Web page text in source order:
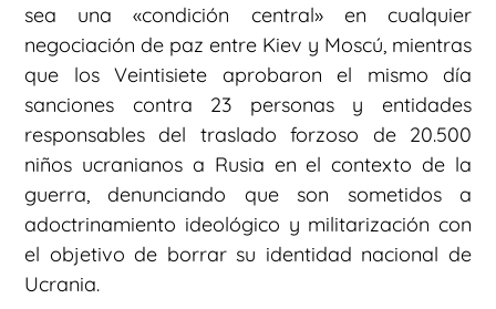
sea una «condición central» en cualquier
negociación de paz entre Kiev y Moscú, mientras
que los Veintisiete aprobaron el mismo día
sanciones contra 23 personas y entidades
responsables del traslado forzoso de 20.500
niños ucranianos a Rusia en el contexto de la
guerra, denunciando que son sometidos a
adoctrinamiento ideológico y militarización con
el objetivo de borrar su identidad nacional de
Ucrania.